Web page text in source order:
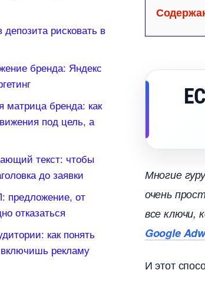
Многие
очень
се ключи,
Google
И этот
депозита рисковать
бренда: Яндекс
матрица бренда: как
под цель, а
текст: чтобы
до заявки
предложение, от
отказаться
как понять
рекламу